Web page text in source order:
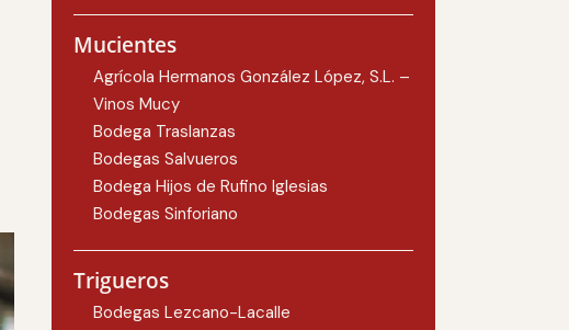
Mucientes
Agrícola Hermanos González López, S.L. –
Vinos Mucy
Bodega Traslanzas
Bodegas Salvueros
Bodega Hijos de Rufino Iglesias
Bodegas Sinforiano
Trigueros
Bodegas Lezcano-Lacalle